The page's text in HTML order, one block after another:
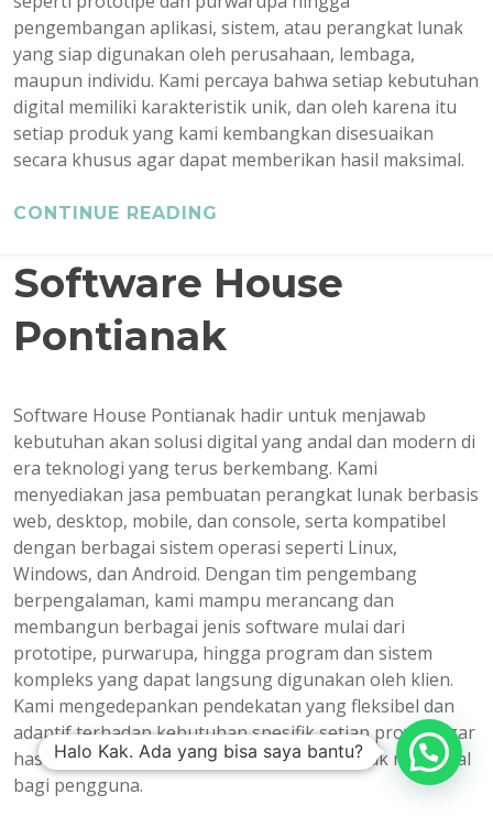
pengembangan aplikasi, sistem, atau perangkat lunak
yang siap digunakan oleh perusahaan, lembaga,
maupun individu. Kami percaya bahwa setiap kebutuhan
digital memiliki karakteristik unik, dan oleh karena itu
setiap produk yang kami kembangkan disesuaikan
secara khusus agar dapat memberikan hasil maksimal.
CONTINUE READING
Software House
Pontianak
Software House Pontianak hadir untuk menjawab
kebutuhan akan solusi digital yang andal dan modern di
era teknologi yang terus berkembang. Kami
menyediakan jasa pembuatan perangkat lunak berbasis
web, desktop, mobile, dan console, serta kompatibel
dengan berbagai sistem operasi seperti Linux,
Windows, dan Android. Dengan tim pengembang
berpengalaman, kami mampu merancang dan
membangun berbagai jenis software mulai dari
prototipe, purwarupa, hingga program dan sistem
kompleks yang dapat langsung digunakan oleh klien.
Kami mengedepankan pendekatan yang fleksibel dan
adaptif terhadap kebutuhan spesifik setiap proyek agar
hasil akhir benar-benar memberikan dampak maksimal
bagi pengguna.
Halo Kak. Ada yang bisa saya bantu?